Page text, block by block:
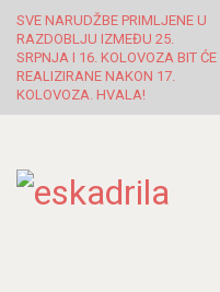
SVE NARUDŽBE PRIMLJENE U
RAZDOBLJU IZMEĐU 25.
SRPNJA I 16. KOLOVOZA BIT ĆE
REALIZIRANE NAKON 17.
KOLOVOZA. HVALA!